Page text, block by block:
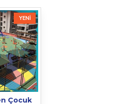
YENI
Çocuk